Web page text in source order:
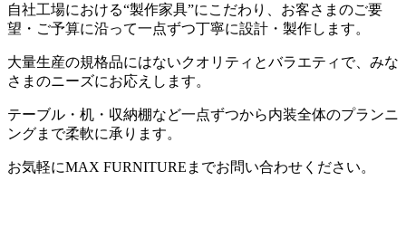
自社工場における“製作家具”にこだわり、お客さまのご要
望・ご予算に沿って一点ずつ丁寧に設計・製作します。
大量生産の規格品にはないクオリティとバラエティで、みな
さまのニーズにお応えします。
テーブル・机・収納棚など一点ずつから内装全体のプランニ
ングまで柔軟に承ります。
お気軽にMAX FURNITUREまでお問い合わせください。